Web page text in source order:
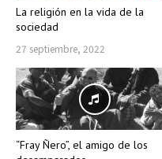
La religión en la vida de la
sociedad
27 septiembre, 2022
“Fray Ñero”, el amigo de los